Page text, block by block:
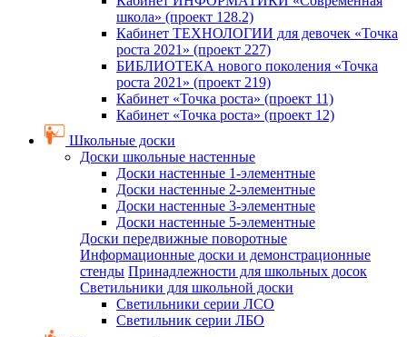
школа» (проект 128.2)
Кабинет ТЕХНОЛОГИИ для девочек «Точка
роста 2021» (проект 227)
БИБЛИОТЕКА нового поколения «Точка
роста 2021» (проект 219)
Кабинет «Точка роста» (проект 11)
Кабинет «Точка роста» (проект 12)
Школьные доски
Доски школьные настенные
Доски настенные 1-элементные
Доски настенные 2-элементные
Доски настенные 3-элементные
Доски настенные 5-элементные
Доски передвижные поворотные
Информационные доски и демонстрационные
стенды Принадлежности для школьных досок
Светильники для школьной доски
Светильники серии ЛСО
Светильник серии ЛБО